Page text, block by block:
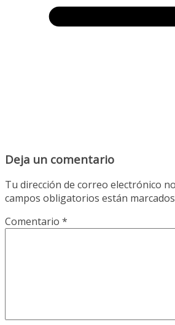
Deja un comentario
Tu dirección de correo electrónico
campos obligatorios están
Comentario *